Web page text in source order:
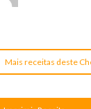
Mais receitas deste